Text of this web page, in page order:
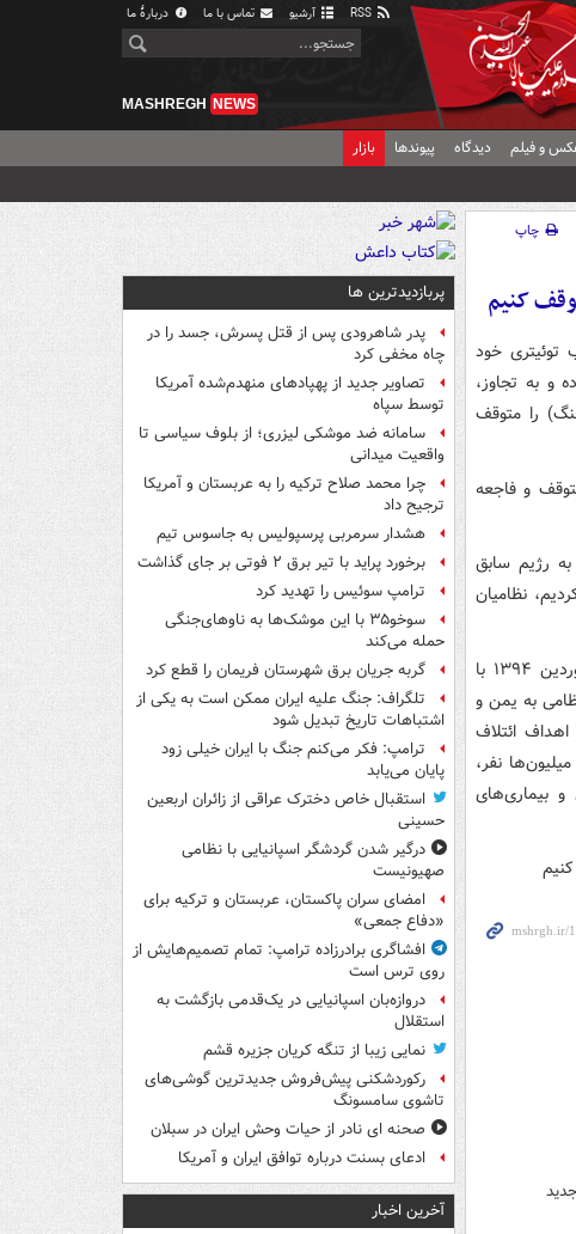
آرشیو تماس با ما دربارهٔ ما
MASHREGH NEWS
و فیلم دیدگاه پیوندها بازار
چاپ
کنیم
خود
و به تجاوز،
را متوقف
و فاجعه
رژیم سابق
نظامیان
عربستان سعودی در رأس یک ائتلاف عربی و تحت حمایت آمریکا، از ششم فروردین ۱۳۹۴ با
به یمن و
ائتلاف
نفر،
بیماری‌های
پربازدیدترین ها
پدر شاهرودی پس از قتل پسرش، جسد را در
چاه مخفی کرد
تصاویر جدید از پهپادهای منهدم‌شده آمریکا
توسط سپاه
سامانه ضد موشکی لیزری؛ از بلوف سیاسی تا
واقعیت میدانی
چرا محمد صلاح ترکیه را به عربستان و آمریکا
ترجیح داد
هشدار سرمربی پرسپولیس به جاسوس تیم
برخورد پراید با تیر برق ۲ فوتی بر جای گذاشت
ترامپ سوئیس را تهدید کرد
سوخو۳۵ با این موشک‌ها به ناوهای‌جنگی
حمله می‌کند
گربه جریان برق شهرستان فریمان را قطع کرد
تلگراف: جنگ علیه ایران ممکن است به یکی از
اشتباهات تاریخ تبدیل شود
ترامپ: فکر می‌کنم جنگ با ایران خیلی زود
پایان می‌یابد
استقبال خاص دخترک عراقی از زائران اربعین
حسینی
درگیر شدن گردشگر اسپانیایی با نظامی
صهیونیست
امضای سران پاکستان، عربستان و ترکیه برای
«دفاع جمعی»
افشاگری برادرزاده ترامپ: تمام تصمیم‌هایش از
روی ترس است
دروازه‌بان اسپانیایی در یک‌قدمی بازگشت به
استقلال
نمایی زیبا از تنگه کریان جزیره قشم
رکوردشکنی پیش‌فروش جدیدترین گوشی‌های
تاشوی سامسونگ
صحنه ای نادر از حیات وحش ایران در سبلان
ادعای بسنت درباره توافق ایران و آمریکا
آخرین اخبار